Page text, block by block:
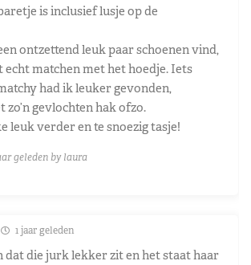
is inclusief lusje op de
ontzettend leuk paar schoenen vind,
matchen met het hoedje. Iets
had ik leuker gevonden,
zo’n gevlochten hak ofzo.
leuk verder en te snoezig tasje!
geleden by laura
1 jaar geleden
dat die jurk lekker zit en het staat haar